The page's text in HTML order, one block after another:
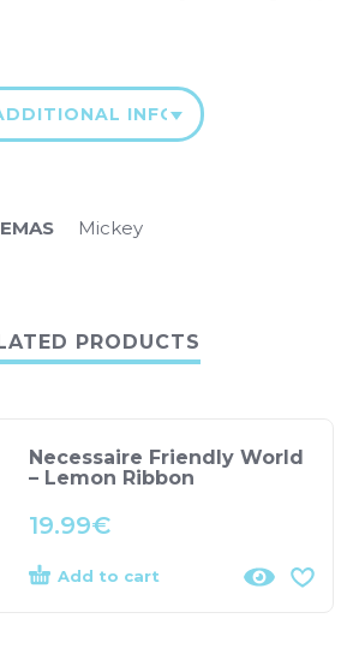
INFORMATION
Mickey
PRODUCTS
Necessaire Friendly World
– Lemon Ribbon
19.99€
Add to cart